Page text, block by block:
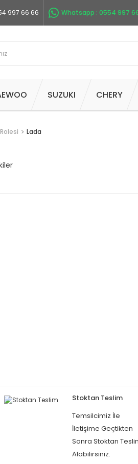
997 66 66 Whatsapp : 0554 997
SUZUKI CHERY
Lada
Stoktan Teslim
Temsilcimiz İle
İletişime Geçtikten
Sonra Stoktan
Alabilirsiniz.